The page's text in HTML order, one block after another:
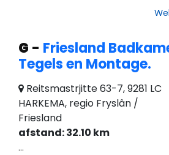
G - Friesland
Tegels en Montage.
Reitsmastrjitte 63-7, 9281 LC
HARKEMA, regio Fryslân /
Friesland
afstand: 32.10 km
...